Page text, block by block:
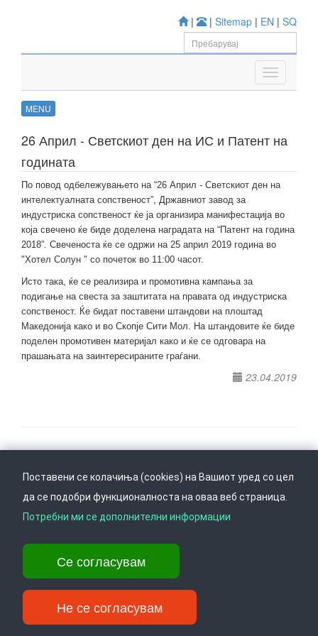
| | Sitemap | EN | SQ
MENU
26 Април - Светскиот ден на ИС и Патент на
годината
По повод одбележувањето на “26 Април - Светскиот ден на
интелектуалната сопственост”, Државниот завод за
индустриска сопственост ќе ја организира манифестација во
која свечено ќе биде доделена нагрaдата на “Патент на година
2018”. Свеченоста ќе се одржи на 25 април 2019 година во
"Хотел Солун " со почеток во 11:00 часот.
Исто така, ќе се реализира и промотивна кампања за
подигање на свеста за заштитата на правата од индустриска
сопственост. Ќе бидат поставени штандови на плоштад
Македонија како и во Скопје Сити Мол. На штандовите ќе биде
поделен промотивен материјал како и ќе се одговара на
прашањата на заинтересираните граѓани.
23.04.2019
Врати се горе Следете не на
Ул. Даме Груев 14, Катна гаража Беко на 1-виот кат, 1000 Скопје,
Тел: +389 2 3103 601 (641), Факс: +389 2 3137 149 |
info@ippo.gov.mk
Поставени се колачиња (cookies) на Вашиот уред со цел
да се подобри функционалноста на оваа веб страница.
Потребни ми се дополнителни информации
Се согласувам
Не се согласувам